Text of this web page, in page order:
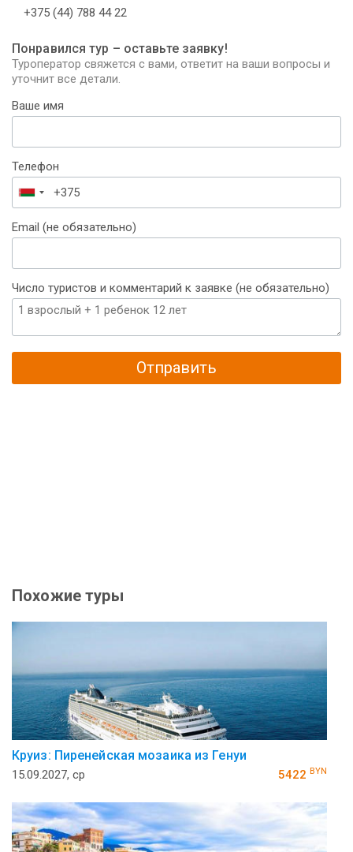
+375 (44) 788 44 22
Понравился тур – оставьте заявку!
Туроператор свяжется с вами, ответит на ваши вопросы и
уточнит все детали.
Ваше имя
Телефон
Беларусь
+375
Email (не обязательно)
Число туристов и комментарий к заявке (не обязательно)
Отправить
Похожие туры
Круиз: Пиренейская мозаика из Генуи
15.09.2027, ср 5422 BYN